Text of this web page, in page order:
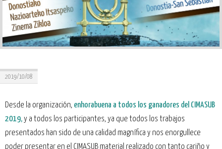
2019/10/08
Desde la organización, enhorabuena a todos los ganadores del CIMASUB
2019,y a todos los participantes, ya que todos los trabajos
presentados han sido de una calidad magnífica y nos enorgullece
poder presentar en el CIMASUB material realizado con tanto cariño y